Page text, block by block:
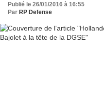
Publié le 26/01/2016 à 16:55
Par RP Defense